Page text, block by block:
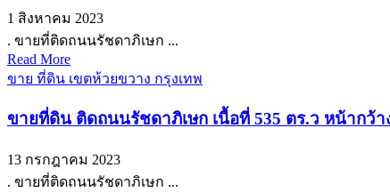
1 สิงหาคม 2023
. ขายที่ติดถนนรัชดาภิเษก ...
Read More
ขาย ที่ดิน เขตห้วยขวาง กรุงเทพ
ขายที่ดิน ติดถนนรัชดาภิเษก เนื้อที่ 535 ตร.ว หน้ากว้า
13 กรกฎาคม 2023
. ขายที่ติดถนนรัชดาภิเษก ...